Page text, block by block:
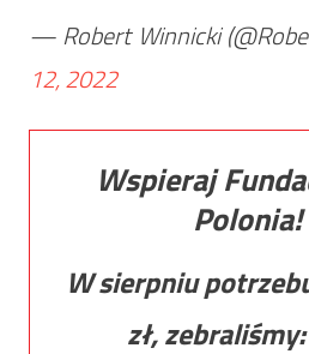
— Robert Winnicki
12, 2022
Wspieraj
Polonia!
W sierpniu
zł, zebraliśmy: